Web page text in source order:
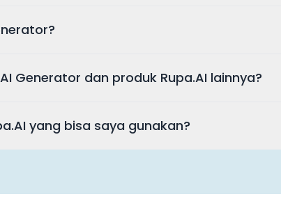
Generator dan produk Rupa.AI lainnya?
yang bisa saya gunakan?